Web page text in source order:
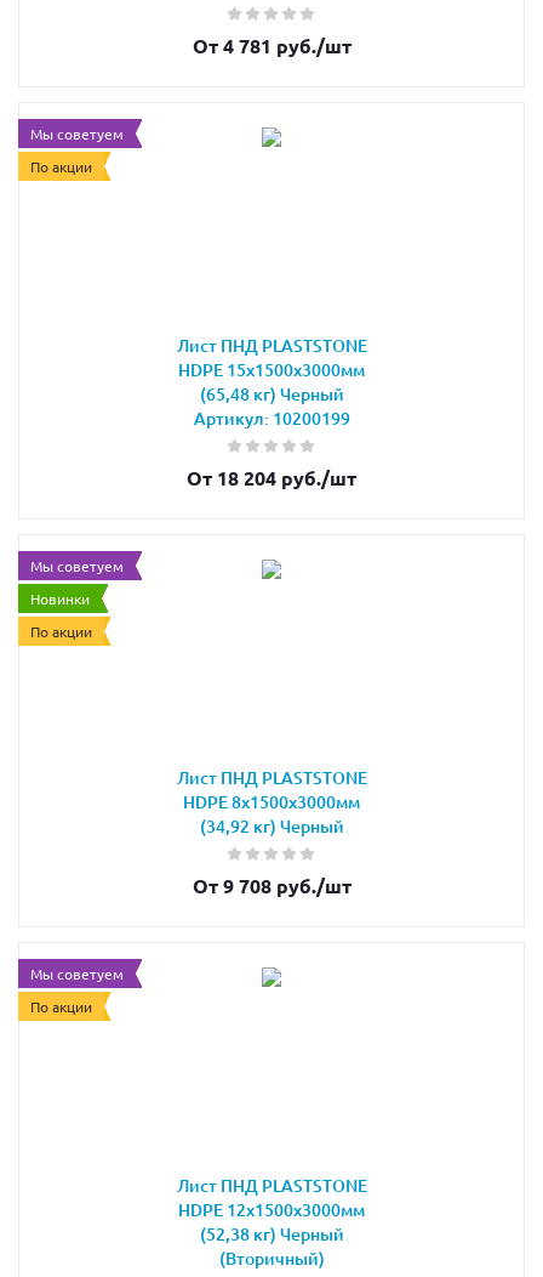
От 4 781 руб./шт
Мы советуем
По акции
Лист ПНД PLASTSTONE
HDPE 15х1500х3000мм
(65,48 кг) Черный
Артикул: 10200199
От 18 204 руб./шт
Мы советуем
Новинки
По акции
Лист ПНД PLASTSTONE
HDPE 8х1500х3000мм
(34,92 кг) Черный
От 9 708 руб./шт
Мы советуем
По акции
Лист ПНД PLASTSTONE
HDPE 12х1500х3000мм
(52,38 кг) Черный
(Вторичный)